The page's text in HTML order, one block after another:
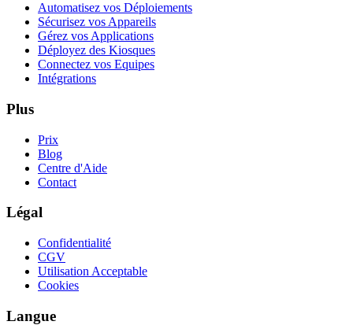
Automatisez vos Déploiements
Sécurisez vos Appareils
Gérez vos Applications
Déployez des Kiosques
Connectez vos Equipes
Intégrations
Plus
Prix
Blog
Centre d'Aide
Contact
Légal
Confidentialité
CGV
Utilisation Acceptable
Cookies
Langue